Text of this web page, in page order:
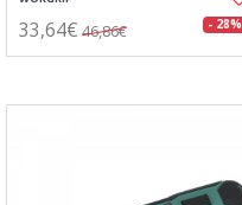
33,64€ 46,86€ - 28%